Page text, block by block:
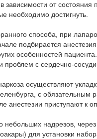
зависимости от состояния
необходимо достигнуть.
способа, при
подбирается
особенностей
проблем с сердечно-
осуществляют
с обязательным
анестезии приступают к
небольших надрезов,
для установки